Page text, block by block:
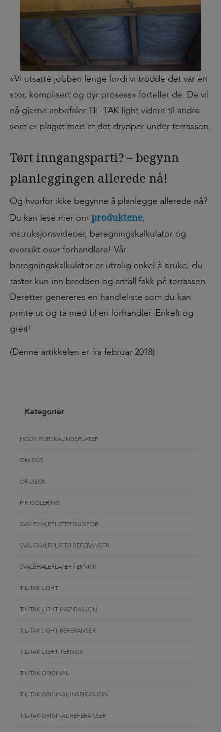
«Vi utsatte jobben lenge fordi vi trodde det var en
stor, komplisert og dyr prosess» forteller de. De vil
nå gjerne anbefaler TIL-TAK light videre til andre
som er plaget med at det drypper under terrassen.
Tørt inngangsparti? – begynn
planleggingen allerede nå!
Og hvorfor ikke begynne å planlegge allerede nå?
Du kan lese mer om produktene,
instruksjonsvideoer, beregningskalkulator og
oversikt over forhandlere! Vår
beregningskalkulator er utrolig enkel å bruke, du
taster kun inn bredden og antall fakk på terrassen.
Deretter genereres en handleliste som du kan
printe ut og ta med til en forhandler. Enkelt og
greit!
(Denne artikkelen er fra februar 2018)
Kategorier
HODY FORSKALINGSPLATER
OM OSS
OP-DECK
PIR ISOLERING
SVALEHALEPLATER DUOFOR
SVALEHALEPLATER REFERANSER
SVALEHALEPLATER TEKNISK
TIL-TAK LIGHT
TIL-TAK LIGHT INSPIRASJON
TIL-TAK LIGHT REFERANSER
TIL-TAK LIGHT TEKNISK
TIL-TAK ORIGINAL
TIL-TAK ORIGINAL INSPIRASJON
TIL-TAK ORIGINAL REFERANSER